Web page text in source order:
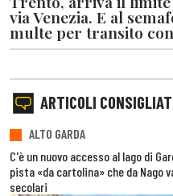
via Venezia. E al
multe per transito
ARTICOLI
ALTO GARDA
C'è un nuovo accesso al lago di
pista «da cartolina» che da Nago
secolari